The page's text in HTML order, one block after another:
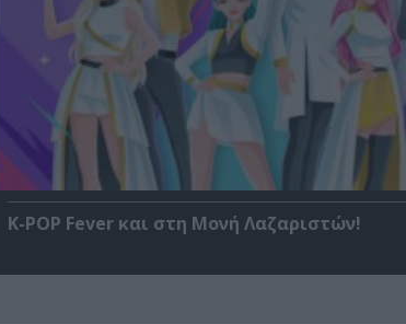
K-POP Fever και στη Μονή Λαζαριστών!